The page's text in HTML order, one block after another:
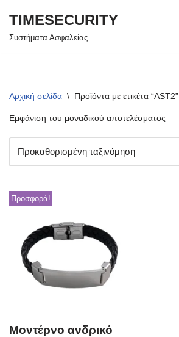
Μεταπηδήστε
TIMESECURITY
Συστήματα Ασφαλείας
Αρχική σελίδα \ Προϊόντα με ετικέτα “AST2”
Εμφάνιση του μοναδικού αποτελέσματος
Προσφορά!
Μοντέρνο ανδρικό